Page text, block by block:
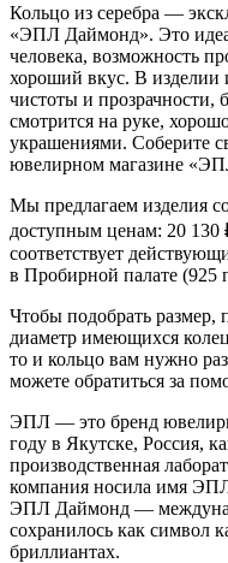
Кольцо из серебра —
«ЭПЛ Даймонд». Это
человека, возможность
хороший вкус. В изделии
чистоты и прозрачности,
смотрится на руке,
украшениями. Соберите
ювелирном магазине
Мы предлагаем изделия
доступным ценам: 20 130
соответствует
в Пробирной палате (925
Чтобы подобрать размер,
диаметр имеющихся
то и кольцо вам нужно
можете обратиться за
ЭПЛ — это бренд
году в Якутске, Россия,
производственная
компания носила имя
ЭПЛ Даймонд —
сохранилось как символ
бриллиантах.